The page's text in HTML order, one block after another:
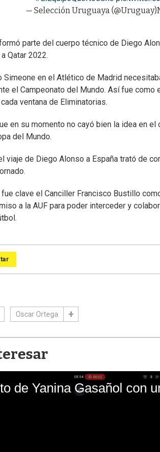
— Selección Uruguaya (@Uruguay)
parte del cuerpo técnico de Diego
Qatar 2022.
Simeone en el Atlético de Madrid
el Campeonato del Mundo. Así fue como
ventana de Eliminatorias.
en su momento no cayó bien la idea en
del Mundo.
viaje de Diego Alonso a España trató de
fue clave el Canciller Francisco Bustillo
a la AUF para poder interceder y
Oscar Ortega